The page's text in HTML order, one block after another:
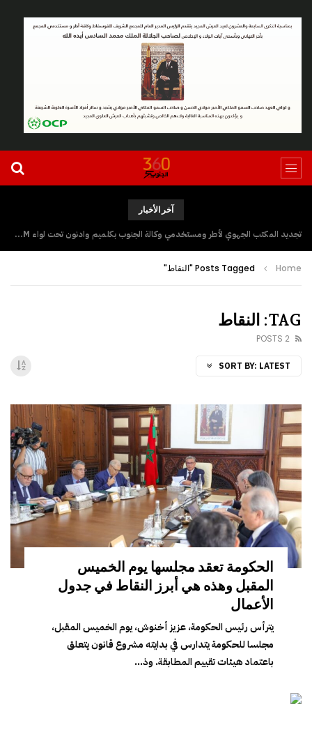
آخر الأخبار
تجديد المكتب الجهوي لأطر ومستخدمي وكالة الجنوب بكلميم وادنون تحت لواء UGTM
Home Posts Tagged "النقاط"
TAG: النقاط
2 POSTS
SORT BY: LATEST
الحكومة تعقد مجلسها يوم الخميس
المقبل وهذه هي أبرز النقاط في جدول
الأعمال
يترأس رئيس الحكومة، عزيز أخنوش، يوم الخميس المقبل،
مجلسا للحكومة يتدارس في بدايته مشروع قانون يتعلق
باعتماد هيئات تقييم المطابقة. وذ...